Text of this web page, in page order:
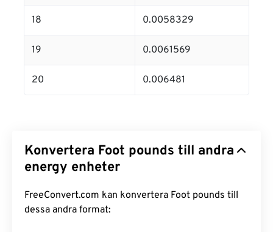
18 0.0058329
19 0.0061569
20 0.006481
Konvertera Foot pounds till andra
energy enheter
FreeConvert.com kan konvertera Foot pounds till
dessa andra format: